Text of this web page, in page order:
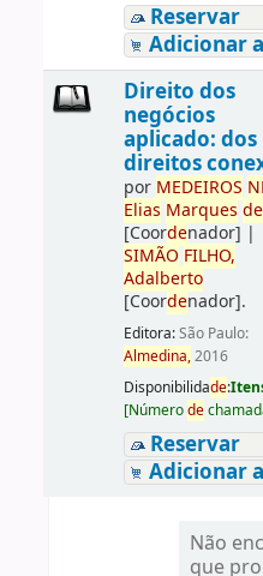
Reservar
Adicionar
Direito dos
negócios
aplicado: dos
direitos
por MEDEIROS
Elias Marques de
[Coordenador] |
SIMÃO FILHO,
Adalberto
[Coordenador].
Editora:São Paulo:
Almedina,2016
Disponibilidade:
[Númerode
Reservar
Adicionar
Não
que